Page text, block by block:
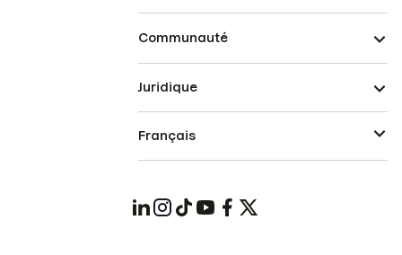
Communauté
Juridique
Français